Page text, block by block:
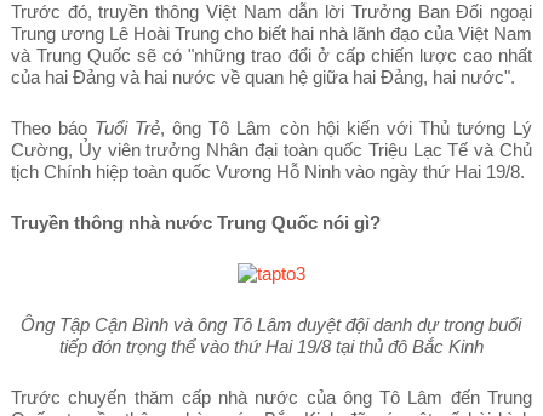
Trước đó, truyền thông Việt Nam dẫn lời Trưởng Ban Đối ngoại
Trung ương Lê Hoài Trung cho biết hai nhà lãnh đạo của Việt Nam
và Trung Quốc sẽ có "những trao đổi ở cấp chiến lược cao nhất
của hai Đảng và hai nước về quan hệ giữa hai Đảng, hai nước".
Theo báo Tuổi Trẻ, ông Tô Lâm còn hội kiến với Thủ tướng Lý
Cường, Ủy viên trưởng Nhân đại toàn quốc Triệu Lạc Tế và Chủ
tịch Chính hiệp toàn quốc Vương Hỗ Ninh vào ngày thứ Hai 19/8.
Truyền thông nhà nước Trung Quốc nói gì?
Ông Tập Cận Bình và ông Tô Lâm duyệt đội danh dự trong buổi
tiếp đón trọng thể vào thứ Hai 19/8 tại thủ đô Bắc Kinh
Trước chuyến thăm cấp nhà nước của ông Tô Lâm đến Trung